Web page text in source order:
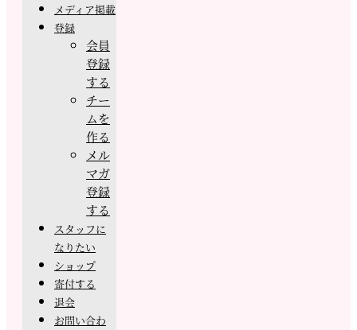
メディア掲載
登録
会員
登録
する
チー
ムを
作る
メル
マガ
登録
する
スタッフに
なりたい
ショップ
寄付する
退会
お問い合わ